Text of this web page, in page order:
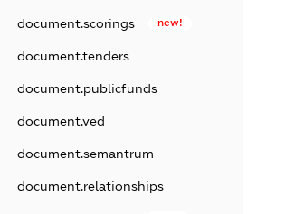
document.scorings new!
document.tenders
document.publicfunds
document.ved
document.semantrum
document.relationships